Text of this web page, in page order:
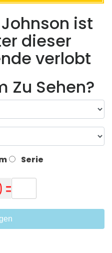
ist
dieser
verlobt
Zu Sehen?
Serie